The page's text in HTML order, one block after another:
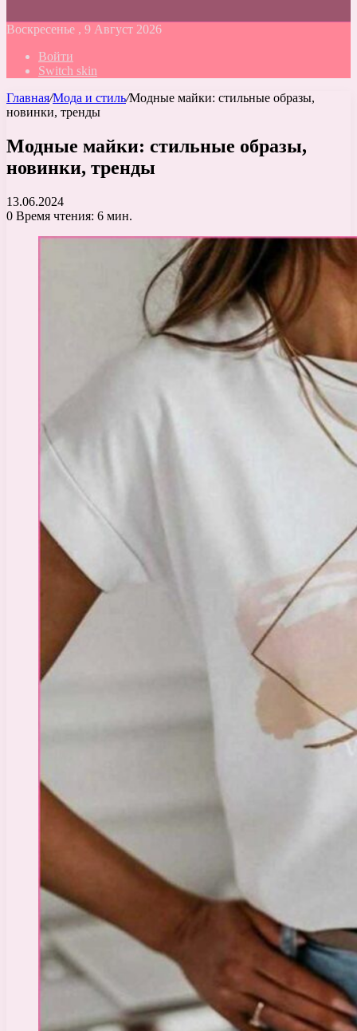
Воскресенье , 9 Август 2026
Войти
Switch skin
Главная/Мода и стиль/Модные майки: стильные образы,
новинки, тренды
Модные майки: стильные образы,
новинки, тренды
13.06.2024
0 Время чтения: 6 мин.